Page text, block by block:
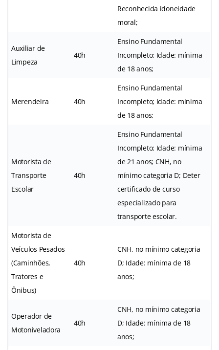
Reconhecida idoneidade
moral;
Auxiliar de
Limpeza
40h
Ensino Fundamental
Incompleto; Idade: mínima
de 18 anos;
Merendeira 40h
Ensino Fundamental
Incompleto; Idade: mínima
de 18 anos;
Motorista de
Transporte
Escolar
40h
Ensino Fundamental
Incompleto; Idade: mínima
de 21 anos; CNH, no
mínimo categoria D; Deter
certificado de curso
especializado para
transporte escolar.
Motorista de
Veículos Pesados
(Caminhões,
Tratores e
Ônibus)
40h
CNH, no mínimo categoria
D; Idade: mínima de 18
anos;
Operador de
Motoniveladora
40h
CNH, no mínimo categoria
D; Idade: mínima de 18
anos;